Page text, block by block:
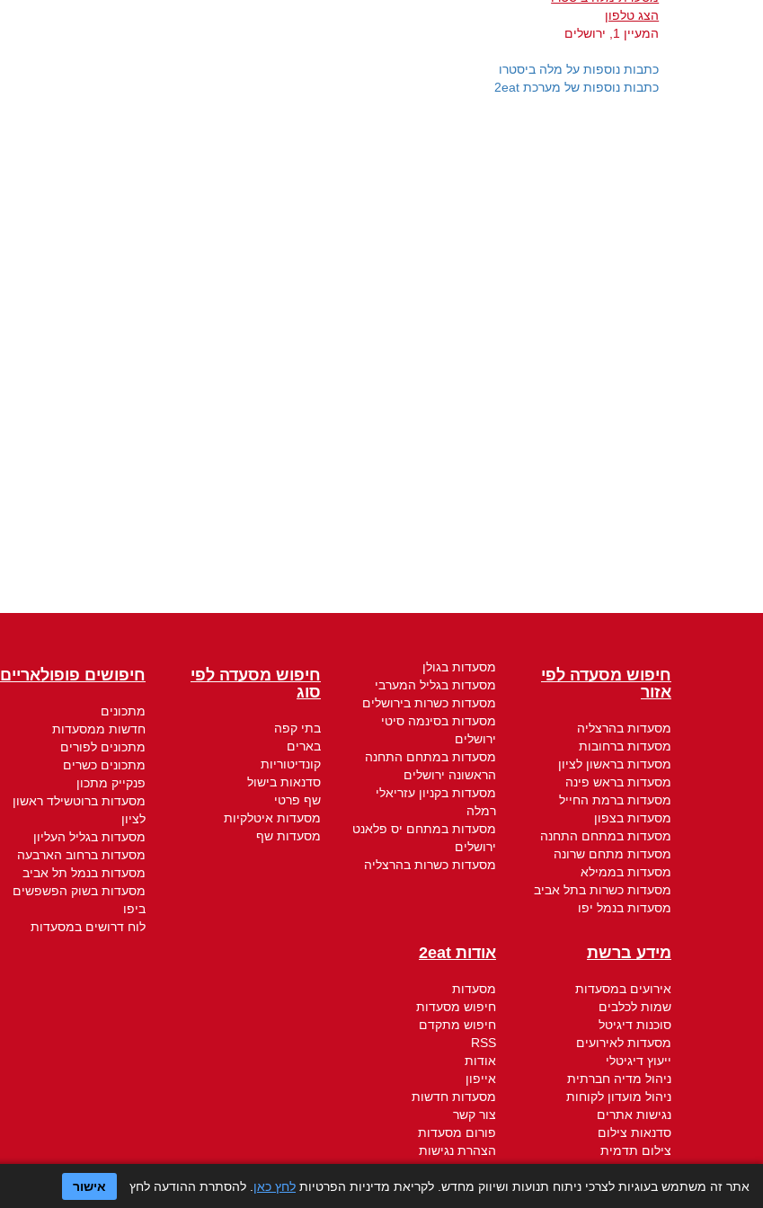
הצג טלפון
המעיין 1, ירושלים
כתבות נוספות על מלה ביסטרו
כתבות נוספות של מערכת 2eat
חיפוש מסעדה לפי
אזור
מסעדות בהרצליה
מסעדות ברחובות
מסעדות בראשון לציון
מסעדות בראש פינה
מסעדות ברמת החייל
מסעדות בצפון
מסעדות במתחם התחנה
מסעדות מתחם שרונה
מסעדות בממילא
מסעדות כשרות בתל אביב
מסעדות בנמל יפו
מסעדות בגולן
מסעדות בגליל המערבי
מסעדות כשרות בירושלים
מסעדות בסינמה סיטי
ירושלים
מסעדות במתחם התחנה
הראשונה ירושלים
מסעדות בקניון עזריאלי
רמלה
מסעדות במתחם יס פלאנט
ירושלים
מסעדות כשרות בהרצליה
חיפוש מסעדה לפי
סוג
בתי קפה
בארים
קונדיטוריות
סדנאות בישול
שף פרטי
מסעדות איטלקיות
מסעדות שף
חיפושים פופולאריים
מתכונים
חדשות ממסעדות
מתכונים לפורים
מתכונים כשרים
פנקייק מתכון
מסעדות ברוטשילד ראשון
לציון
מסעדות בגליל העליון
מסעדות ברחוב הארבעה
מסעדות בנמל תל אביב
מסעדות בשוק הפשפשים
ביפו
לוח דרושים במסעדות
מידע ברשת
אירועים במסעדות
שמות לכלבים
סוכנות דיגיטל
מסעדות לאירועים
ייעוץ דיגיטלי
ניהול מדיה חברתית
ניהול מועדון לקוחות
נגישות אתרים
סדנאות צילום
צילום תדמית
חברת קידום אתרים
קידום ממומן
אודות 2eat
מסעדות
חיפוש מסעדות
חיפוש מתקדם
RSS
אודות
אייפון
מסעדות חדשות
צור קשר
פורום מסעדות
הצהרת נגישות
תקנון - תנאי שימוש
מדיניות הפרטיות
אתר זה משתמש בעוגיות לצרכי ניתוח תנועות ושיווק מחדש. לקריאת מדיניות הפרטיות לחץ כאן . להסתרת ההודעה לחץ אישור